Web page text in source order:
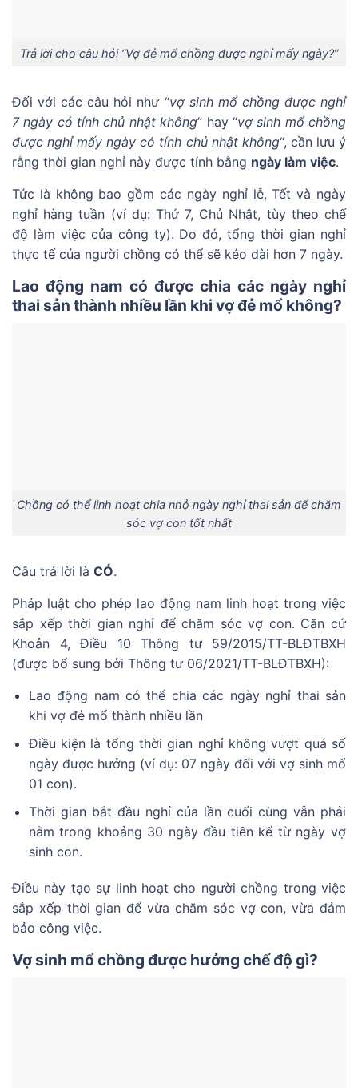
Trả lời cho câu hỏi “Vợ đẻ mổ chồng được nghỉ mấy ngày?”
Đối với các câu hỏi như “vợ sinh mổ chồng được nghỉ
7 ngày có tính chủ nhật không” hay “vợ sinh mổ chồng
được nghỉ mấy ngày có tính chủ nhật không“, cần lưu ý
rằng thời gian nghỉ này được tính bằng ngày làm việc.
Tức là không bao gồm các ngày nghỉ lễ, Tết và ngày
nghỉ hàng tuần (ví dụ: Thứ 7, Chủ Nhật, tùy theo chế
độ làm việc của công ty). Do đó, tổng thời gian nghỉ
thực tế của người chồng có thể sẽ kéo dài hơn 7 ngày.
Lao động nam có được chia các ngày nghỉ
thai sản thành nhiều lần khi vợ đẻ mổ không?
Chồng có thể linh hoạt chia nhỏ ngày nghỉ thai sản để chăm
sóc vợ con tốt nhất
Câu trả lời là CÓ.
Pháp luật cho phép lao động nam linh hoạt trong việc
sắp xếp thời gian nghỉ để chăm sóc vợ con. Căn cứ
Khoản 4, Điều 10 Thông tư 59/2015/TT-BLĐTBXH
(được bổ sung bởi Thông tư 06/2021/TT-BLĐTBXH):
Lao động nam có thể chia các ngày nghỉ thai sản
khi vợ đẻ mổ thành nhiều lần
Điều kiện là tổng thời gian nghỉ không vượt quá số
ngày được hưởng (ví dụ: 07 ngày đối với vợ sinh mổ
01 con).
Thời gian bắt đầu nghỉ của lần cuối cùng vẫn phải
nằm trong khoảng 30 ngày đầu tiên kể từ ngày vợ
sinh con.
Điều này tạo sự linh hoạt cho người chồng trong việc
sắp xếp thời gian để vừa chăm sóc vợ con, vừa đảm
bảo công việc.
Vợ sinh mổ chồng được hưởng chế độ gì?